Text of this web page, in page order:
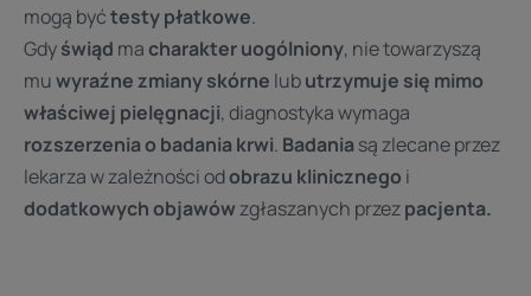
mogą byćtesty płatkowe.
Gdyświąd macharakter uogólniony, nie towarzyszą
muwyraźne zmiany skórne lubutrzymuje się mimo
właściwej pielęgnacji, diagnostyka wymaga
rozszerzenia o badania krwi. Badania są zlecane przez
lekarza w zależności odobrazu klinicznego i
dodatkowych objawówzgłaszanych przezpacjenta.